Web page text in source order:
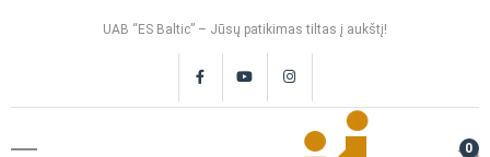
UAB “ES Baltic” – Jūsų patikimas tiltas į aukštį!
0